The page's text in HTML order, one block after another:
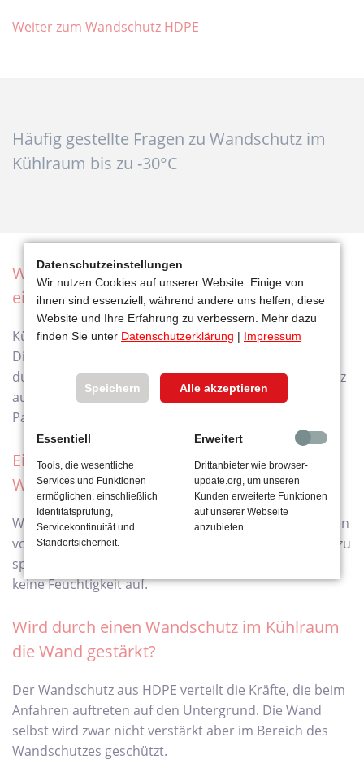
Weiter zum Wandschutz HDPE
Häufig gestellte Fragen zu Wandschutz im
Kühlraum bis zu -30°C
Warum sollte im Kühlraum ein Wandschutz
eingebaut werden?
Kühlräume werden meist aus Isopaneelen gebaut.
Diese Paneele sind empfindlich für Beschädigungen
durch Gabelstapler oder Handhubwägen. Wandschutz
aus HDPE ist für diesen Bereich sehr gut geeignet um
Paneele vor Beschädigungen zu schützen.
Eignet sich für Kühlräume nur der
Wandschutz aus HDPE?
Wandschutz aus HDPE besitzt selbst bei Temperaturen
von -30° C noch gute schlagzähe Eigenschaften ohne zu
splittern. Zudem nimmt der Wandschutz aus HDPE
keine Feuchtigkeit auf.
Wird durch einen Wandschutz im Kühlraum
die Wand gestärkt?
Der Wandschutz aus HDPE verteilt die Kräfte, die beim
Anfahren auftreten auf den Untergrund. Die Wand
selbst wird zwar nicht verstärkt aber im Bereich des
Wandschutzes geschützt.
Datenschutzeinstellungen
Wir nutzen Cookies auf unserer Website. Einige von
ihnen sind essenziell, während andere uns helfen, diese
Website und Ihre Erfahrung zu verbessern. Mehr dazu
finden Sie unter Datenschutzerklärung | Impressum
Speichern Alle akzeptieren
Essentiell
Tools, die wesentliche
Services und Funktionen
ermöglichen, einschließlich
Identitätsprüfung,
Servicekontinuität und
Standortsicherheit.
Erweitert
Drittanbieter wie browser-
update.org, um unseren
Kunden erweiterte Funktionen
auf unserer Webseite
anzubieten.